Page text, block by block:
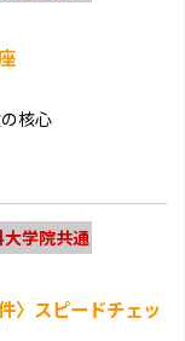
核心
学院共通
〉スピードチェッ